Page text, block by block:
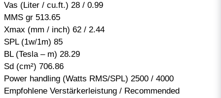
Vas (Liter / cu.ft.) 28 / 0.99
MMS gr 513.65
Xmax (mm / inch) 62 / 2.44
SPL (1w/1m) 85
BL (Tesla – m) 28.29
Sd (cm²) 706.86
Power handling (Watts RMS/SPL) 2500 / 4000
Empfohlene Verstärkerleistung / Recommended